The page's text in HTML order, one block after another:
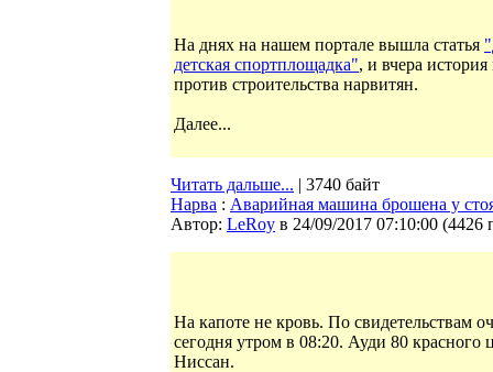
На днях на нашем портале вышла статья
детская спортплощадка", и вчера
против строительства нарвитян.
Далее...
Читать дальше... | 3740 байт
Нарва : Аварийная машина брошена у
Автор: LeRoy в 24/09/2017 07:10:00 (4426
На капоте не кровь. По свидетельствам
сегодня утром в 08:20. Ауди 80 красного
Ниссан.